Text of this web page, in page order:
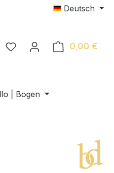
Deutsch
0,00 €
| Bogen